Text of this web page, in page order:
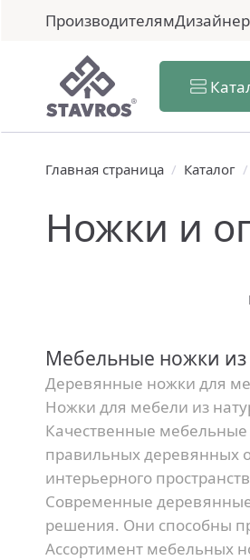
Производителям
Главная страница / Каталог /
Ножки и
Мебельные ножки из
Деревянные ножки для
Ножки для мебели из
Качественные мебельные
правильных деревянных
интерьерного
Современные
решения. Они способны
Ассортимент мебельных